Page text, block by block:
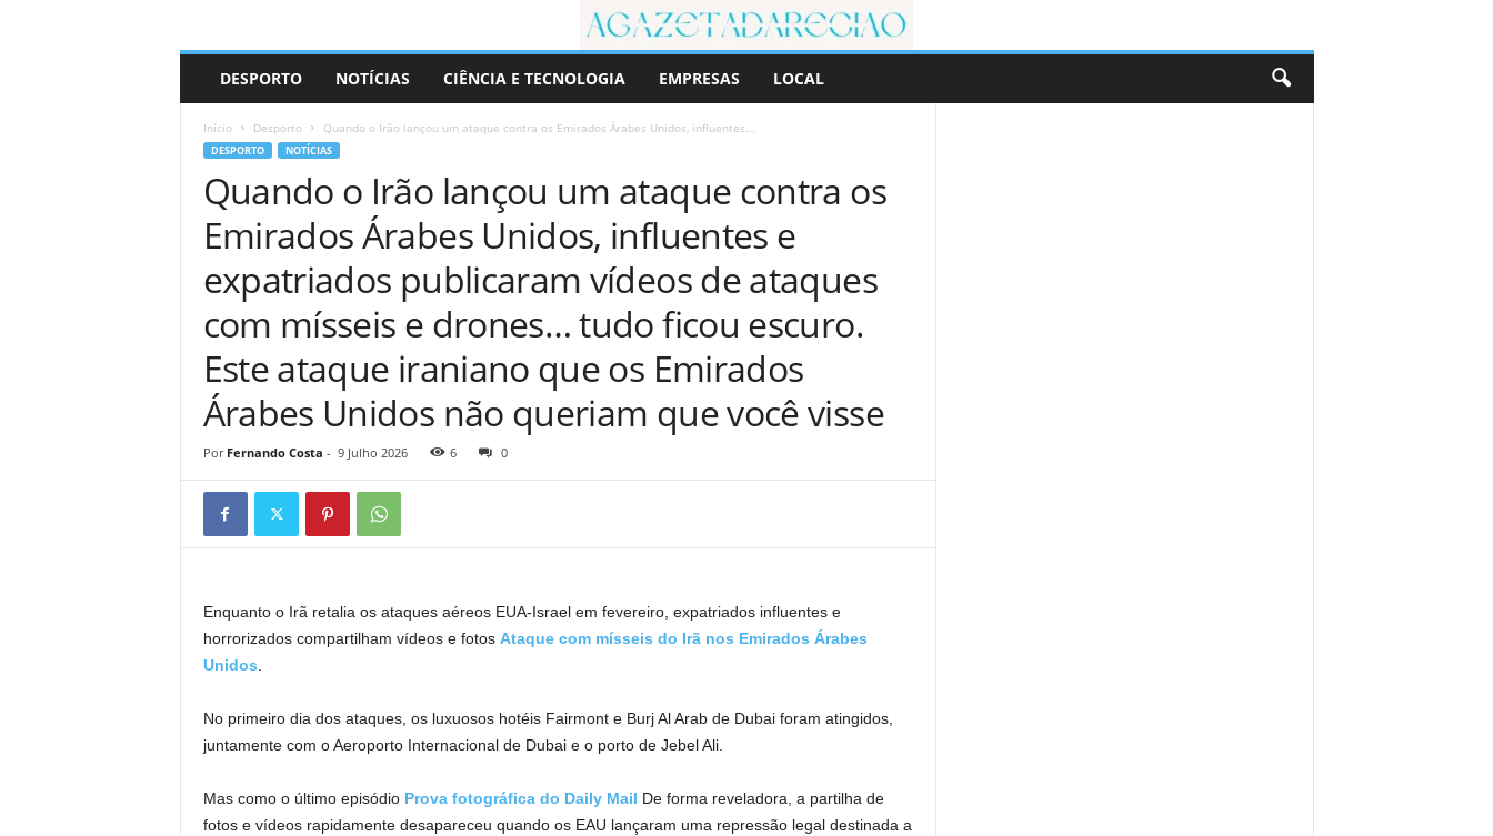
r
DESPORTO NOTÍCIAS CIÊNCIA E TECNOLOGIA EMPRESAS LOCAL
Início Desporto Quando o Irão lançou um ataque contra os Emirados Árabes Unidos, influentes...
DESPORTO NOTÍCIAS
Quando o Irão lançou um ataque contra os
Emirados Árabes Unidos, influentes e
expatriados publicaram vídeos de ataques
com mísseis e drones… tudo ficou escuro.
Este ataque iraniano que os Emirados
Árabes Unidos não queriam que você visse
Por Fernando Costa - 9 Julho 2026 6 0
Enquanto o Irã retalia os ataques aéreos EUA-Israel em fevereiro, expatriados influentes e
horrorizados compartilham vídeos e fotos Ataque com mísseis do Irã nos Emirados Árabes
Unidos
No primeiro dia dos ataques, os luxuosos hotéis Fairmont e Burj Al Arab de Dubai foram atingidos,
juntamente com o Aeroporto Internacional de Dubai e o porto de Jebel Ali.
Mas como o último episódio Prova fotográfica do Daily Mail De forma reveladora, a partilha de
fotos e vídeos rapidamente desapareceu quando os EAU lançaram uma repressão legal destinada a